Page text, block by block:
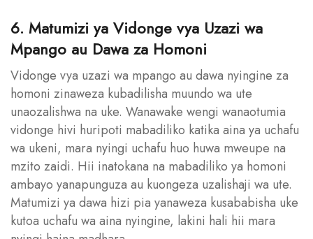
6. Matumizi ya Vidonge vya Uzazi wa
Mpango au Dawa za Homoni
Vidonge vya uzazi wa mpango au dawa nyingine za
homoni zinaweza kubadilisha muundo wa ute
unaozalishwa na uke. Wanawake wengi wanaotumia
vidonge hivi huripoti mabadiliko katika aina ya uchafu
wa ukeni, mara nyingi uchafu huo huwa mweupe na
mzito zaidi. Hii inatokana na mabadiliko ya homoni
ambayo yanapunguza au kuongeza uzalishaji wa ute.
Matumizi ya dawa hizi pia yanaweza kusababisha uke
kutoa uchafu wa aina nyingine, lakini hali hii mara